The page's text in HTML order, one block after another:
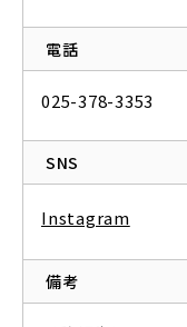
電話
025-378-3353
SNS
Instagram
備考